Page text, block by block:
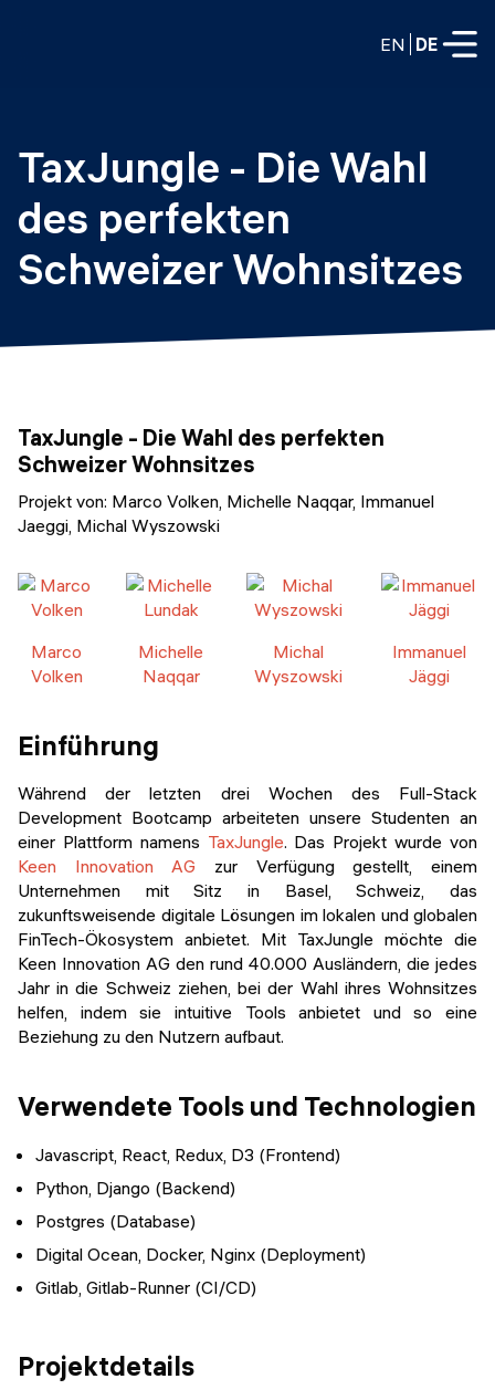
EN DE
VOLLZEITPROGRAMME
Data Science
Web-Entwicklung und KI
TEILZEITROGRAMME
DevOps zu LLMOps
LLMOps
KURZKURSE
Generative KI meistern
Python Programmierung
KOSTENLOSE RESSOURCEN
Web-Entwicklung Einführungskurs
Python Einführungskurs
Python & Ops Einführungskurs
Weiterbildung / Schulung
Prototyping
Labs
Partner
Veranstaltungen
Alumni Geschichten
TaxJungle - Die Wahl
des perfekten
Schweizer Wohnsitzes
TaxJungle - Die Wahl des perfekten
Schweizer Wohnsitzes
Projekt von: Marco Volken, Michelle Naqqar, Immanuel
Jaeggi, Michal Wyszowski
Marco
Volken
Michelle
Naqqar
Michal
Wyszowski
Immanuel
Jäggi
Einführung
Während der letzten drei Wochen des Full-Stack
Development Bootcamp arbeiteten unsere Studenten an
einer Plattform namens TaxJungle. Das Projekt wurde von
Keen Innovation AG zur Verfügung gestellt, einem
Unternehmen mit Sitz in Basel, Schweiz, das
zukunftsweisende digitale Lösungen im lokalen und globalen
FinTech-Ökosystem anbietet. Mit TaxJungle möchte die
Keen Innovation AG den rund 40.000 Ausländern, die jedes
Jahr in die Schweiz ziehen, bei der Wahl ihres Wohnsitzes
helfen, indem sie intuitive Tools anbietet und so eine
Beziehung zu den Nutzern aufbaut.
Verwendete Tools und Technologien
Javascript, React, Redux, D3 (Frontend)
Python, Django (Backend)
Postgres (Database)
Digital Ocean, Docker, Nginx (Deployment)
Gitlab, Gitlab-Runner (CI/CD)
Projektdetails